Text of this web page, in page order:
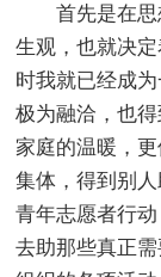
首先是在
生观，也就决
时我就已经成
极为融洽，也
家庭的温暖，
集体，得到别
青年志愿者行
去助那些真正